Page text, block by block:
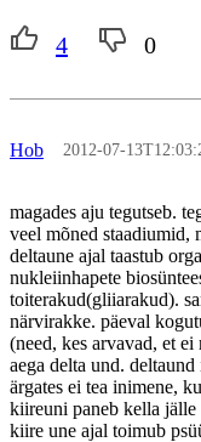
4 0
Hob 2012-07-
magades aju tegutseb.
veel mõned staadiumid,
deltaune ajal taastub
nukleiinhapete
toiterakud(gliiarakud).
närvirakke. päeval
(need, kes arvavad, et
aega delta und.
ärgates ei tea inimene,
kiireuni paneb kella jälle
kiire une ajal toimub